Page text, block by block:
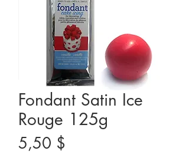
Fondant Satin Ice
Rouge 125g
5,50 $